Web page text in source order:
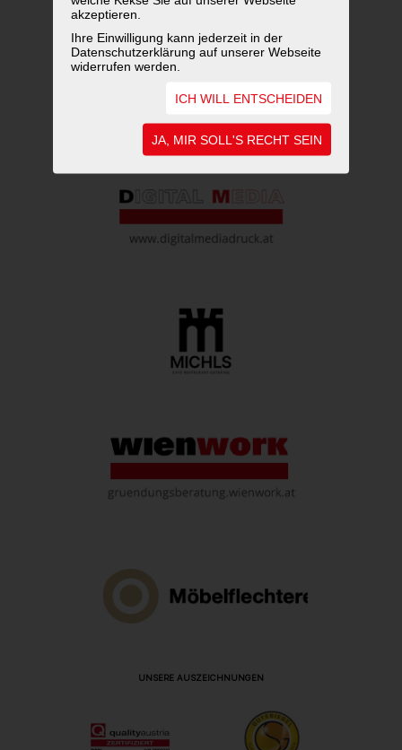
akzeptieren.
Ihre Einwilligung kann jederzeit in der
Datenschutzerklärung auf unserer Webseite
widerrufen werden.
ICH WILL ENTSCHEIDEN
JA, MIR SOLL'S RECHT SEIN
UNSERE AUSZEICHNUNGEN